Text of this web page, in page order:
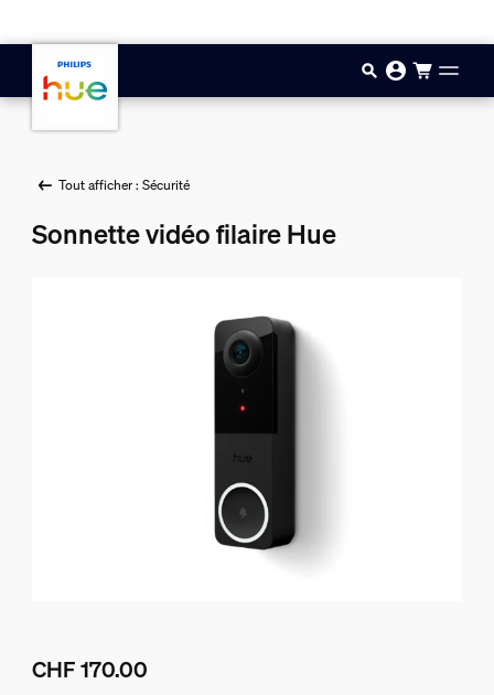
Tout afficher : Sécurité
Sonnette vidéo filaire Hue
CHF 170.00